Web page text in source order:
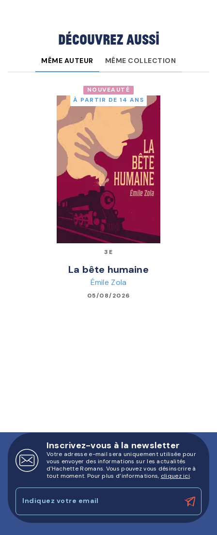
Découvrez aussi
MÊME AUTEUR MÊME COLLECTION
NOUVEAUTÉ
À PARTIR DE 14 ANS
3E
La bête humaine
Émile Zola
05/08/2026
Inscrivez-vous à la newsletter
Votre adresse e-mail sera uniquement utilisée pour
vous envoyer des informations sur les actualités
d'Hachette Romans. Vous pouvez vous désinscrire à
tout moment. Pour plus d’informations, cliquez ici.
Indiquez votre email